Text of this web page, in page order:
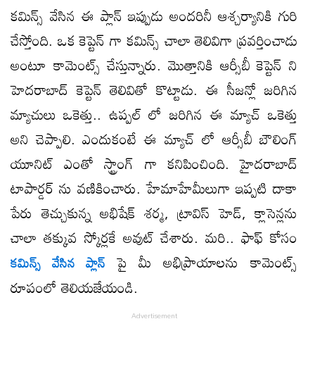
కమిన్స్ వేసిన ఈ ప్లాన్ ఇప్పుడు అందరినీ ఆశ్చర్యానికి గురి
చేస్తోంది. ఒక కెప్టెన్ గా కమిన్స్ చాలా తెలివిగా ప్రవర్తించాడు
అంటూ కామెంట్స్ చేస్తున్నారు. మొత్తానికి ఆర్సీబీ కెప్టెన్ ని
హెదరాబాద్ కెప్టెన్ తెలివితో కొట్టాడు. ఈ సీజన్లో జరిగిన
మ్యాచులు ఒకెత్తు.. ఉప్పల్ లో జరిగిన ఈ మ్యాచ్ ఒకెత్తు
అని చెప్పాలి. ఎందుకంటే ఈ మ్యాచ్ లో ఆర్సీబీ బౌలింగ్
యూనిట్ ఎంతో స్ట్రాంగ్ గా కనిపించింది. హైదరాబాద్
టాపార్డర్ ను వణికించారు. హేమాహేమీలుగా ఇప్పటి దాకా
పేరు తెచ్చుకున్న అభిషేక్ శర్మ, ట్రావిస్ హెడ్, క్లాసెన్లను
చాలా తక్కువ స్కోర్లకే అవుట్ చేశారు. మరి.. ఫాఫ్ కోసం
కమిన్స్ వేసిన ప్లాన్ పై మీ అభిప్రాయాలను కామెంట్స్
రూపంలో తెలియజేయండి.